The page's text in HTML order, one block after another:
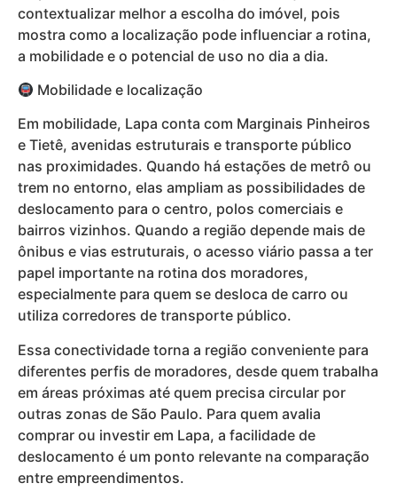
contextualizar melhor a escolha do imóvel, pois
mostra como a localização pode influenciar a rotina,
a mobilidade e o potencial de uso no dia a dia.
Mobilidade e localização
Em mobilidade, Lapa conta com Marginais Pinheiros
e Tietê, avenidas estruturais e transporte público
nas proximidades. Quando há estações de metrô ou
trem no entorno, elas ampliam as possibilidades de
deslocamento para o centro, polos comerciais e
bairros vizinhos. Quando a região depende mais de
ônibus e vias estruturais, o acesso viário passa a ter
papel importante na rotina dos moradores,
especialmente para quem se desloca de carro ou
utiliza corredores de transporte público.
Essa conectividade torna a região conveniente para
diferentes perfis de moradores, desde quem trabalha
em áreas próximas até quem precisa circular por
outras zonas de São Paulo. Para quem avalia
comprar ou investir em Lapa, a facilidade de
deslocamento é um ponto relevante na comparação
entre empreendimentos.